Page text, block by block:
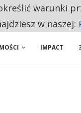
INNYM JUŻ TAK
IMPACT
warunki
w naszej: